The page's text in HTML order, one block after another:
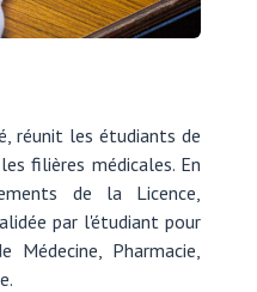
réunit les étudiants de
filières médicales. En
de la Licence,
par l'étudiant pour
Pharmacie,